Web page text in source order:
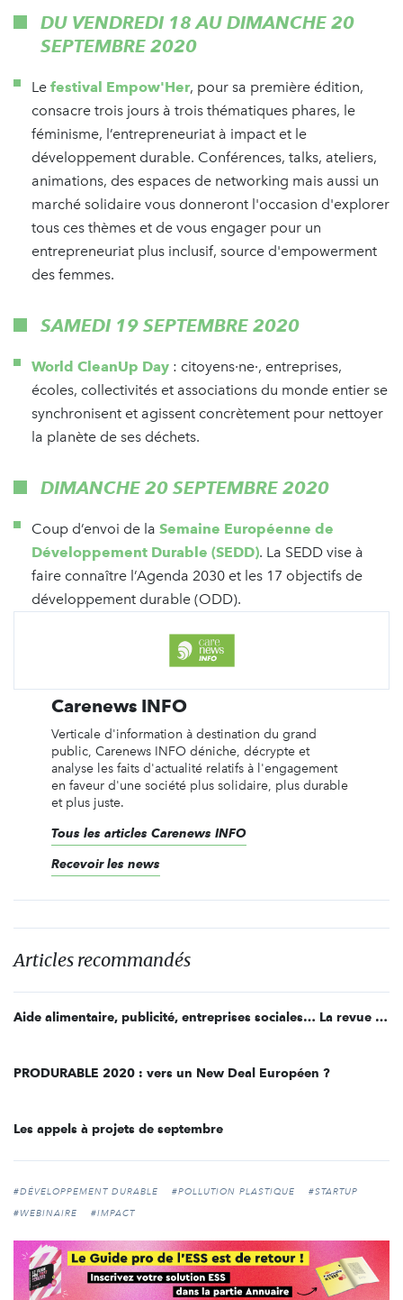
DU VENDREDI 18 AU DIMANCHE 20
SEPTEMBRE 2020
Le festival Empow'Her, pour sa première édition,
consacre trois jours à trois thématiques phares, le
féminisme, l’entrepreneuriat à impact et le
développement durable. Conférences, talks, ateliers,
animations, des espaces de networking mais aussi un
marché solidaire vous donneront l'occasion d'explorer
tous ces thèmes et de vous engager pour un
entrepreneuriat plus inclusif, source d'empowerment
des femmes.
SAMEDI 19 SEPTEMBRE 2020
World CleanUp Day : citoyens·ne·, entreprises,
écoles, collectivités et associations du monde entier se
synchronisent et agissent concrètement pour nettoyer
la planète de ses déchets.
DIMANCHE 20 SEPTEMBRE 2020
Coup d’envoi de la Semaine Européenne de
Développement Durable (SEDD). La SEDD vise à
faire connaître l’Agenda 2030 et les 17 objectifs de
développement durable (ODD).
Carenews INFO
Verticale d'information à destination du grand
public, Carenews INFO déniche, décrypte et
analyse les faits d'actualité relatifs à l'engagement
en faveur d'une société plus solidaire, plus durable
et plus juste.
Tous les articles Carenews INFO
Recevoir les news
Articles recommandés
Aide alimentaire, publicité, entreprises sociales… La revue de presse du 10 septembre
PRODURABLE 2020 : vers un New Deal Européen ?
Les appels à projets de septembre
#DÉVELOPPEMENT DURABLE #POLLUTION PLASTIQUE
#STARTUP
#WEBINAIRE
#IMPACT